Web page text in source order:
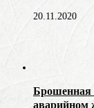
20.11.2020
Брошенная
аварийном